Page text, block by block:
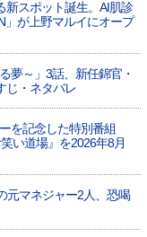
新スポット誕生。AI肌診
」が上野マルイにオープ
夢～」3話、新任錦官・
じ・ネタバレ
を記念した特別番組
い道場』を2026年8月
元マネジャー2人、恐喝